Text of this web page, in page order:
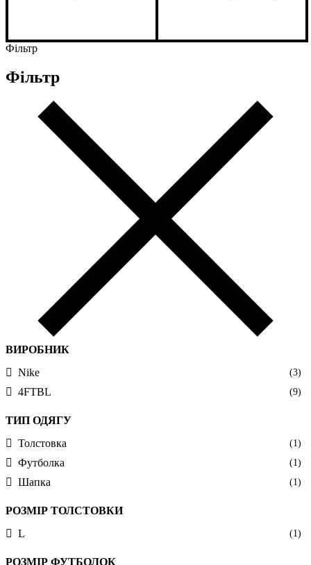
Фільтр
Фільтр
ВИРОБНИК
Nike
(3)
4FTBL (9)
ТИП ОДЯГУ
Толстовка
(1)
Футболка (1)
Шапка (1)
РОЗМІР ТОЛСТОВКИ
L
(1)
РОЗМІР ФУТБОЛОК